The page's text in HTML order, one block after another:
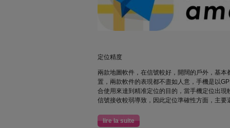
定位精度
兩款地圖軟件，在信號較好，開闊的戶外，基
置，兩款軟件的表現都不盡如人意，手機是以
合使用來達到精准定位的目的，當手機定位出
信號接收較弱導致，因此定位準確性方面，主要
lire la suite